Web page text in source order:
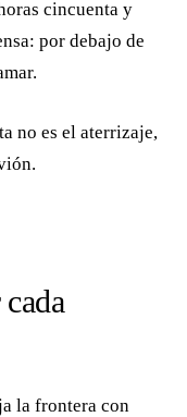
cincuenta y
por debajo de
no es el aterrizaje,
la frontera con